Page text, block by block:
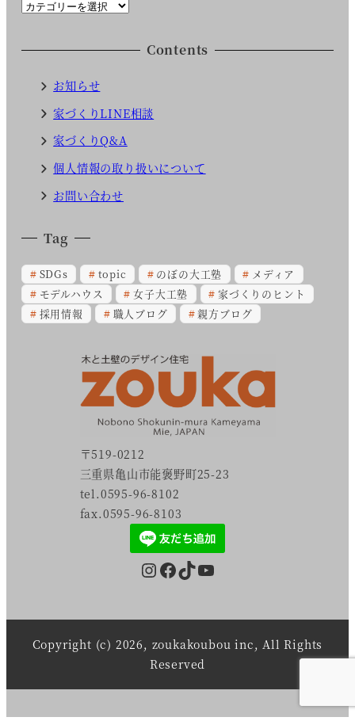
C
Contents
お知らせ
家づくりLINE相談
家づくりQ&A
個人情報の取り扱いについて
お問い合わせ
Tag
SDGs topic のぼの大工塾
メディア
モデルハウス
女子大工塾
家づくりのヒント
採用情報
職人ブログ 親方ブログ
〒519-0212
三重県亀山市能褒野町25-23
tel.0595-96-8102
fax.0595-96-8103
InstagramFacebook TikTok YouTube
Copyright (c) 2026, zoukakoubou inc, All Rights
Reserved